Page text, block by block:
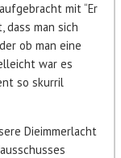
mit “Er
dass man sich
ob man eine
war es
so skurril
Dieimmerlacht